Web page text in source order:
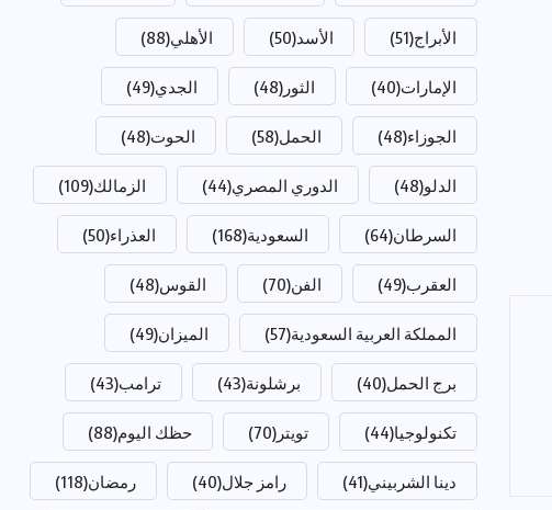
الأبراج(51) الأسد(50) الأهلي(88)
الإمارات(40) الثور (48) الجدي(49)
الجوزاء(48) الحمل(58) الحوت(48)
الدلو(48) الدوري المصري(44) الزمالك(109)
السرطان(64) السعودية(168) العذراء(50)
العقرب(49) الفن(70) القوس(48)
المملكة العربية السعودية(57) الميزان(49)
برج الحمل(40) برشلونة(43) ترامب(43)
تكنولوجيا(44) تويتر (70) حظك اليوم(88)
دينا الشربيني(41) رامز جلال(40) رمضان(118)